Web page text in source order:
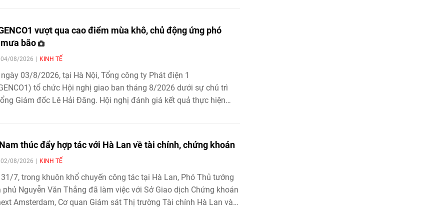
vượt qua cao điểm mùa khô, chủ động ứng phó
bão
04/08/2026 KINH TẾ
03/8/2026, tại Hà Nội, Tổng công ty Phát điện 1
tổ chức Hội nghị giao ban tháng 8/2026 dưới sự chủ trì
Giám đốc Lê Hải Đăng. Hội nghị đánh giá kết quả thực hiện
với mùa mưa bão, nâng cao hiệu quả vận hành và quyết tâm
các mục tiêu sản xuất kinh doanh năm 2026.
thúc đẩy hợp tác với Hà Lan về tài chính, chứng khoán
02/08/2026 KINH TẾ
7, trong khuôn khổ chuyến công tác tại Hà Lan, Phó Thủ tướng
phủ Nguyễn Văn Thắng đã làm việc với Sở Giao dịch Chứng khoán
Amsterdam, Cơ quan Giám sát Thị trường Tài chính Hà Lan và